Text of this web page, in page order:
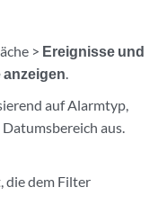
> Ereignisse und
anzeigen.
auf Alarmtyp,
aus.
die dem Filter